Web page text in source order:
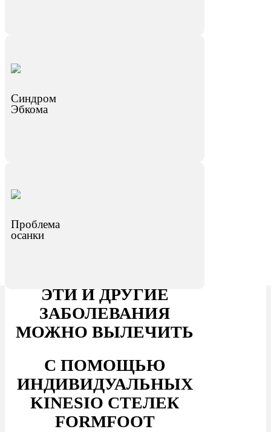
Синдром
Эбкома
Проблема
осанки
ЭТИ И ДРУГИЕ
ЗАБОЛЕВАНИЯ
МОЖНО ВЫЛЕЧИТЬ
С ПОМОЩЬЮ
ИНДИВИДУАЛЬНЫХ
KINESIO СТЕЛЕК
FORMFOOT